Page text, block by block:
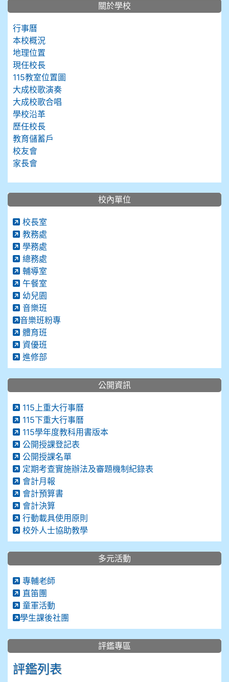
關於學校
行事曆
本校概況
地理位置
現任校長
115教室位置圖
大成校歌演奏
大成校歌合唱
學校沿革
歷任校長
教育儲蓄戶
校友會
家長會
校內單位
校長室
教務處
學務處
總務處
輔導室
午餐室
幼兒園
音樂班
音樂班粉專
體育班
資優班
進修部
公開資訊
115上重大行事曆
115下重大行事曆
115學年度教科用書版本
公開授課登記表
公開授課名單
定期考查實施辦法及審題機制紀錄表
會計月報
會計預算書
會計決算
行動載具使用原則
校外人士協助教學
多元活動
專輔老師
直笛團
童軍活動
學生課後社團
評鑑專區
評鑑列表